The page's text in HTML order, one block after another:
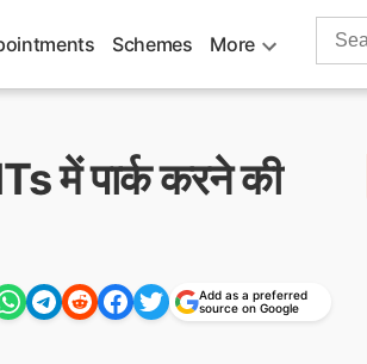
Schemes More
Search
में पार्क करने की
Add as a preferred
source on Google